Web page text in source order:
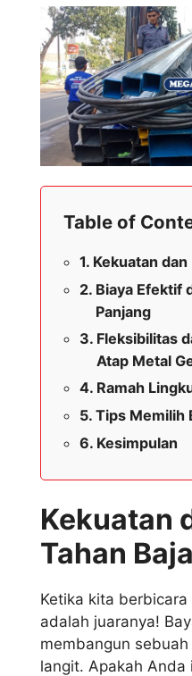
Table of
Kekuatan dan
Biaya Efektif
Panjang
Fleksibilitas
Atap Metal
Ramah
Tips Memilih
Kesimpulan
Kekuatan
Tahan Baja
Ketika kita
adalah juaranya!
membangun
langit. Apakah